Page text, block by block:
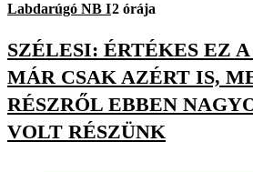
Labdarúgó NB I2 órája
SZÉLESI: ÉRTÉKES EZ
MÁR CSAK AZÉRT IS,
RÉSZRŐL EBBEN
VOLT RÉSZÜNK